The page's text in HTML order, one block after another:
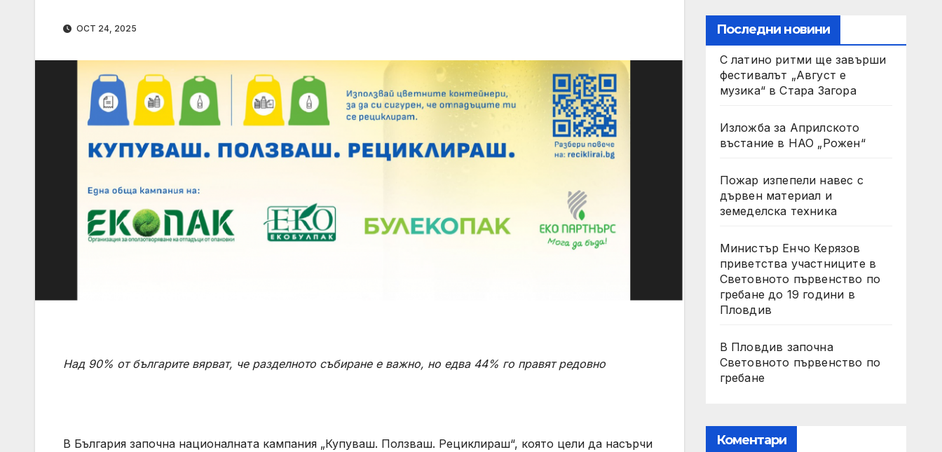
OCT 24, 2025
Над 90% от българите вярват, че разделното събиране е важно, но едва 44% го правят редовно
В България започна националната кампания „Купуваш. Ползваш. Рециклираш“, която цели да насърчи
Последни новини
С латино ритми ще завърши
фестивалът „Август е
музика“ в Стара Загора
Изложба за Априлското
въстание в НАО „Рожен“
Пожар изпепели навес с
дървен материал и
земеделска техника
Министър Енчо Керязов
приветства участниците в
Световното първенство по
гребане до 19 години в
Пловдив
В Пловдив започна
Световното първенство по
гребане
Коментари